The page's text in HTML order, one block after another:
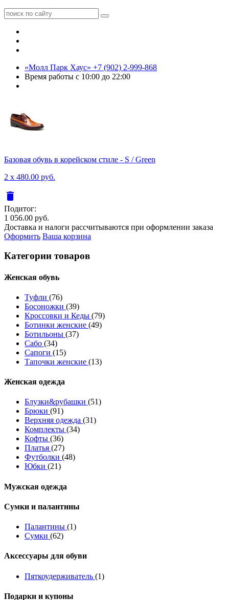
«Молл Парк Хаус» +7 (902) 2-999-868
Время работы с 10:00 до 22:00
Базовая обувь в корейском стиле - S / Green
2 x 480.00 руб.
delete
Подитог:
1 056.00 руб.
Доставка и налоги рассчитываются при оформлении заказа
Оформить Ваша корзина
Категории товаров
Женcкая обувь
Туфли (76)
Босоножки (39)
Кроссовки и Кеды (79)
Ботинки женские (49)
Ботильоны (37)
Сабо (34)
Сапоги (15)
Тапочки женские (13)
Женская одежда
Блузки&рубашки (51)
Брюки (91)
Верхняя одежда (31)
Комплекты (34)
Кофты (36)
Платья (27)
Футболки (48)
Юбки (21)
Мужская одежда
Сумки и палантины
Палантины (1)
Сумки (62)
Аксессуары для обуви
Пяткоудерживатель (1)
Подарки и купоны